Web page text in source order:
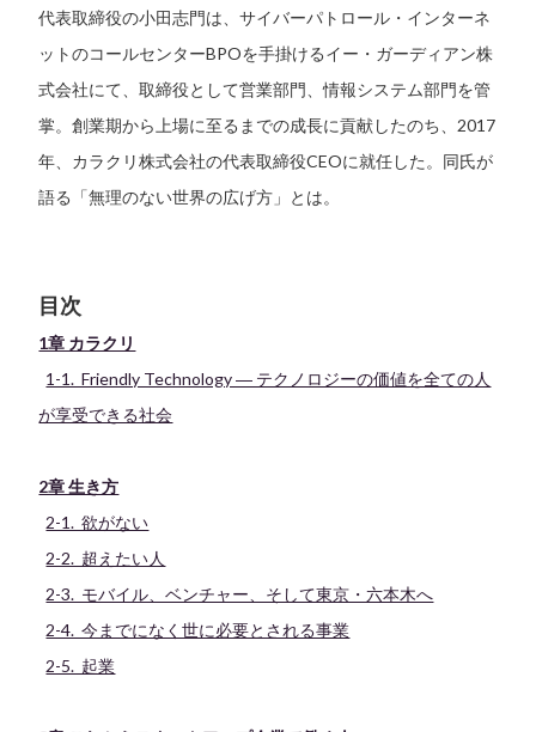
代表取締役の小田志門は、サイバーパトロール・インターネ
ットのコールセンターBPOを手掛けるイー・ガーディアン株
式会社にて、取締役として営業部門、情報システム部門を管
掌。創業期から上場に至るまでの成長に貢献したのち、2017
年、カラクリ株式会社の代表取締役CEOに就任した。同氏が
語る「無理のない世界の広げ方」とは。
目次
1章 カラクリ
1-1. Friendly Technology ― テクノロジーの価値を全ての人
が享受できる社会
2章 生き方
2-1. 欲がない
2-2. 超えたい人
2-3. モバイル、ベンチャー、そして東京・六本木へ
2-4. 今までになく世に必要とされる事業
2-5. 起業